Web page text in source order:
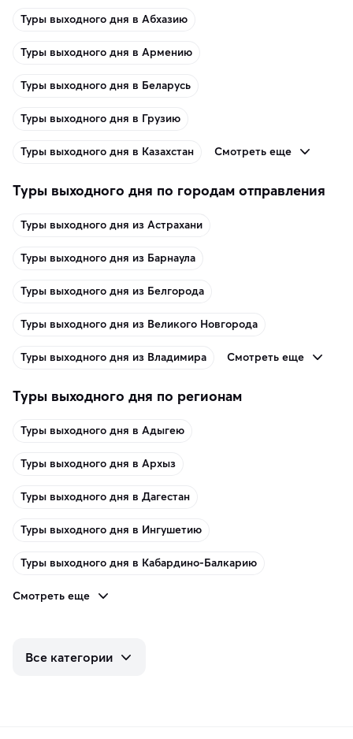
Туры выходного дня в Абхазию
Туры выходного дня в Армению
Туры выходного дня в Беларусь
Туры выходного дня в Грузию
Туры выходного дня в Казахстан Смотреть еще
Туры выходного дня по городам отправления
Туры выходного дня из Астрахани
Туры выходного дня из Барнаула
Туры выходного дня из Белгорода
Туры выходного дня из Великого Новгорода
Туры выходного дня из Владимира Смотреть еще
Туры выходного дня по регионам
Туры выходного дня в Адыгею
Туры выходного дня в Архыз
Туры выходного дня в Дагестан
Туры выходного дня в Ингушетию
Туры выходного дня в Кабардино-Балкарию
Смотреть еще
Все категории